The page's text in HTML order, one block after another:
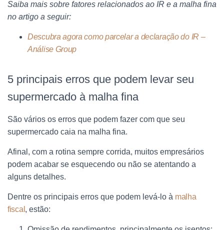
Saiba mais sobre fatores relacionados ao IR e a malha fina
no artigo a seguir:
Descubra agora como parcelar a declaração do IR –
Análise Group
5 principais erros que podem levar seu
supermercado à malha fina
São vários os erros que podem fazer com que seu
supermercado caia na malha fina.
Afinal, com a rotina sempre corrida, muitos empresários
podem acabar se esquecendo ou não se atentando a
alguns detalhes.
Dentre os principais erros que podem levá-lo à malha
fiscal , estão: